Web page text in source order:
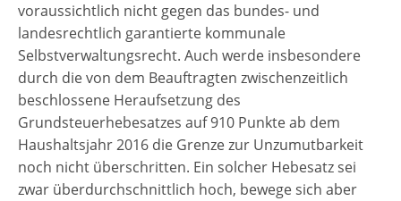
voraussichtlich nicht gegen das bundes- und
landesrechtlich garantierte kommunale
Selbstverwaltungsrecht. Auch werde insbesondere
durch die von dem Beauftragten zwischenzeitlich
beschlossene Heraufsetzung des
Grundsteuerhebesatzes auf 910 Punkte ab dem
Haushaltsjahr 2016 die Grenze zur Unzumutbarkeit
noch nicht überschritten. Ein solcher Hebesatz sei
zwar überdurchschnittlich hoch, bewege sich aber